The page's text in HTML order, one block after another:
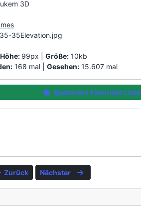
3D
35Elevation.jpg
Höhe: 99px |Größe: 10kb
168 mal |Gesehen: 15.607 mal
Speichern Favoriten Liste
Zurück Nächster